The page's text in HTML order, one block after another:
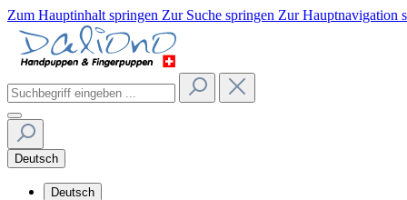
Zum Hauptinhalt springen Zur Suche springen Zur Hauptnavigation
Deutsch
Deutsch